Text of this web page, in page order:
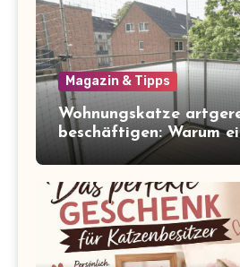
Magazin & Tipps
Wohnungskatze
beschäftigen: Warum
Balkon zum Freigang